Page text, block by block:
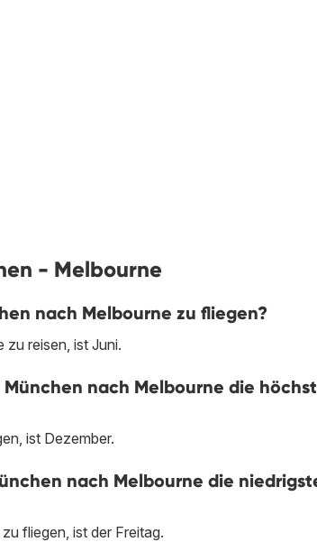
- Melbourne
nach Melbourne zu fliegen?
reisen, ist Juni.
nach Melbourne die
ist Dezember.
nach Melbourne die
fliegen, ist der Freitag.